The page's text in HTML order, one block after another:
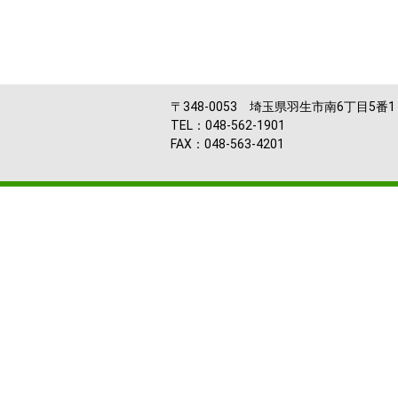
〒348-0053 埼玉県羽生市南6丁目5番1
TEL：048-562-1901
FAX：048-563-4201